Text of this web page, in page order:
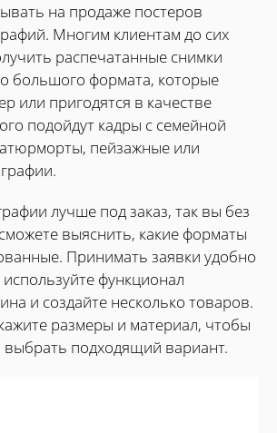
на продаже постеров
Многим клиентам до сих
распечатанные снимки
большого формата, которые
или пригодятся в качестве
подойдут кадры с семейной
пейзажные или
лучше под заказ, так вы без
выяснить, какие форматы
Принимать заявки удобно
функционал
и создайте несколько товаров.
размеры и материал, чтобы
выбрать подходящий вариант.